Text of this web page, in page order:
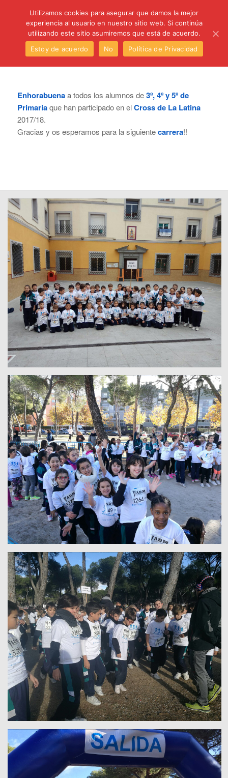
Enhorabuenaa todos los alumnos de3º, 4º y 5º de
Primariaque han participado en elCross de La Latina
2017/18.
Gracias y os esperamos para la siguientecarrera!!
Utilizamos cookies para asegurar que damos la mejor
experiencia al usuario en nuestro sitio web. Si continúa
utilizando este sitio asumiremos que está de acuerdo.
Estoy de acuerdo
No Política de Privacidad